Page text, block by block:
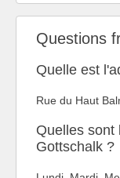
Questions
Quelle est
Rue du Haut
Quelles sont
Gottschalk ?